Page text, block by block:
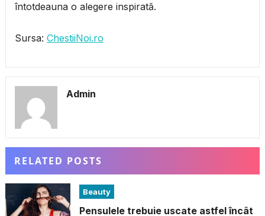
întotdeauna o alegere inspirată.
Sursa: ChestiiNoi.ro
Admin
RELATED POSTS
Beauty
Pensulele trebuie uscate astfel încât